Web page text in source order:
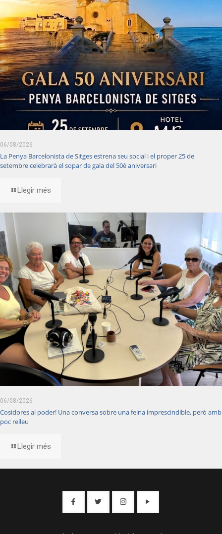
06/08/2026
La Penya Barcelonista de Sitges estrena seu social i el proper 25 de
setembre celebrarà el sopar de gala del 50è aniversari
Llegir més
06/08/2026
Cosidores al poder! Una conversa sobre una feina imprescindible, però amb
poc relleu
Llegir més